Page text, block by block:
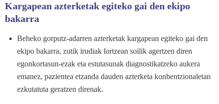
Kargapean azterketak egiteko gai den ekipo
bakarra
Beheko gorputz-adarren azterketak kargapean egiteko gai den
ekipo bakarra, zutik irudiak lortzean soilik agertzen diren
egonkortasun-ezak eta estutasunak diagnostikatzeko aukera
emanez, pazientea etzanda dauden azterketa konbentzionaletan
ezkutatuta geratzen direnak.